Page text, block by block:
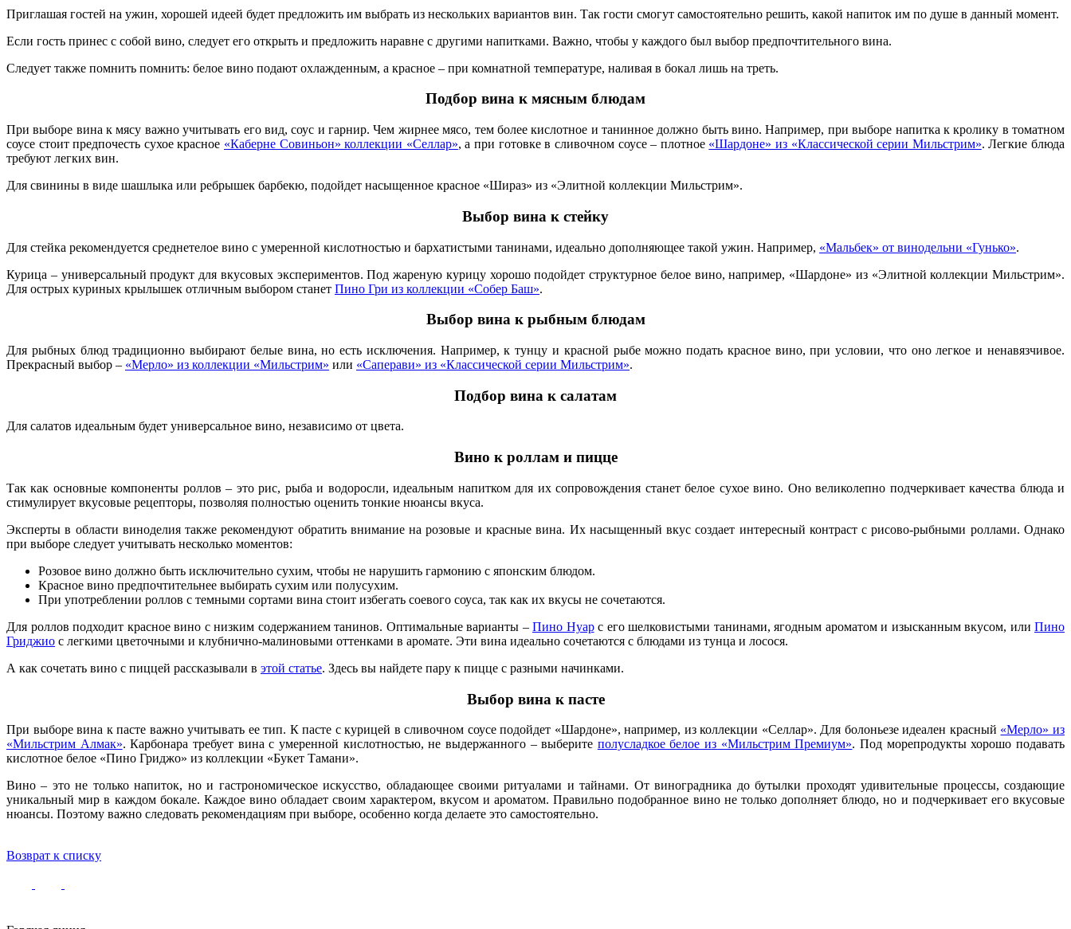
Приглашая гостей на ужин, хорошей идеей будет предложить им выбрать из нескольких вариантов вин. Так гости смогут самостоятельно решить, какой напиток им по душе в данный момент.
Если гость принес с собой вино, следует его открыть и предложить наравне с другими напитками. Важно, чтобы у каждого был выбор предпочтительного вина.
Следует также помнить помнить: белое вино подают охлажденным, а красное – при комнатной температуре, наливая в бокал лишь на треть.
Подбор вина к мясным блюдам
При выборе вина к мясу важно учитывать его вид, соус и гарнир. Чем жирнее мясо, тем более кислотное и танинное должно быть вино. Например, при выборе напитка к кролику в томатном
соусе стоит предпочесть сухое красное «Каберне Совиньон» коллекции «Селлар», а при готовке в сливочном соусе – плотное «Шардоне» из «Классической серии Мильстрим». Легкие блюда
требуют легких вин.
Для свинины в виде шашлыка или ребрышек барбекю, подойдет насыщенное красное «Шираз» из «Элитной коллекции Мильстрим».
Выбор вина к стейку
Для стейка рекомендуется среднетелое вино с умеренной кислотностью и бархатистыми танинами, идеально дополняющее такой ужин. Например, «Мальбек» от винодельни «Гунько».
Курица – универсальный продукт для вкусовых экспериментов. Под жареную курицу хорошо подойдет структурное белое вино, например, «Шардоне» из «Элитной коллекции Мильстрим».
Для острых куриных крылышек отличным выбором станет Пино Гри из коллекции «Собер Баш».
Выбор вина к рыбным блюдам
Для рыбных блюд традиционно выбирают белые вина, но есть исключения. Например, к тунцу и красной рыбе можно подать красное вино, при условии, что оно легкое и ненавязчивое.
Прекрасный выбор – «Мерло» из коллекции «Мильстрим» или «Саперави» из «Классической серии Мильстрим».
Подбор вина к салатам
Для салатов идеальным будет универсальное вино, независимо от цвета.
Вино к роллам и пицце
Так как основные компоненты роллов – это рис, рыба и водоросли, идеальным напитком для их сопровождения станет белое сухое вино. Оно великолепно подчеркивает качества блюда и
стимулирует вкусовые рецепторы, позволяя полностью оценить тонкие нюансы вкуса.
Эксперты в области виноделия также рекомендуют обратить внимание на розовые и красные вина. Их насыщенный вкус создает интересный контраст с рисово-рыбными роллами. Однако
при выборе следует учитывать несколько моментов:
Розовое вино должно быть исключительно сухим, чтобы не нарушить гармонию с японским блюдом.
Красное вино предпочтительнее выбирать сухим или полусухим.
При употреблении роллов с темными сортами вина стоит избегать соевого соуса, так как их вкусы не сочетаются.
Для роллов подходит красное вино с низким содержанием танинов. Оптимальные варианты – Пино Нуарс его шелковистыми танинами, ягодным ароматом и изысканным вкусом, или Пино
Гриджио с легкими цветочными и клубнично-малиновыми оттенками в аромате. Эти вина идеально сочетаются с блюдами из тунца и лосося.
А как сочетать вино с пиццей рассказывали в этой статье. Здесь вы найдете пару к пицце с разными начинками.
Выбор вина к пасте
При выборе вина к пасте важно учитывать ее тип. К пасте с курицей в сливочном соусе подойдет «Шардоне», например, из коллекции «Селлар». Для болоньезе идеален красный «Мерло» из
«Мильстрим Алмак». Карбонара требует вина с умеренной кислотностью, не выдержанного – выберите полусладкое белое из «Мильстрим Премиум». Под морепродукты хорошо подавать
кислотное белое «Пино Гриджо» из коллекции «Букет Тамани».
Вино – это не только напиток, но и гастрономическое искусство, обладающее своими ритуалами и тайнами. От виноградника до бутылки проходят удивительные процессы, создающие
уникальный мир в каждом бокале. Каждое вино обладает своим характером, вкусом и ароматом. Правильно подобранное вино не только дополняет блюдо, но и подчеркивает его вкусовые
нюансы. Поэтому важно следовать рекомендациям при выборе, особенно когда делаете это самостоятельно.
Возврат к списку